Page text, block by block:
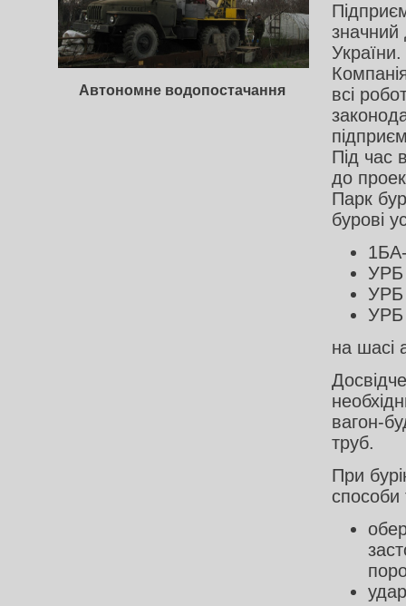
значний
всі
Під час
до
Парк
бурові
УРБ
УРБ
УРБ
на шасі
вагон-
труб.
При
способи
Автономне водопостачання